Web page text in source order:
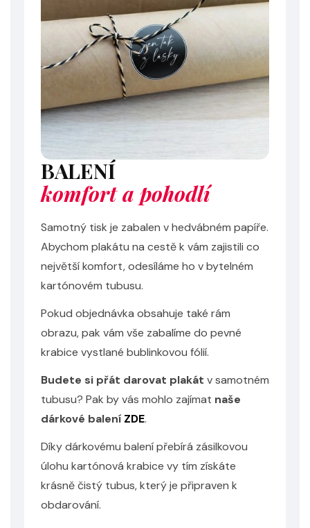
BALENÍ
komfort a pohodlí
Samotný tisk je zabalen v hedvábném papíře.
Abychom plakátu na cestě k vám zajistili co
největší komfort, odesíláme ho v bytelném
kartónovém tubusu.
Pokud objednávka obsahuje také rám
obrazu, pak vám vše zabalíme do pevné
krabice vystlané bublinkovou fólií.
Budete si přát darovat plakát v samotném
tubusu? Pak by vás mohlo zajímat naše
dárkové balení ZDE.
Díky dárkovému balení přebírá zásilkovou
úlohu kartónová krabice vy tím získáte
krásně čistý tubus, který je připraven k
obdarování.
Powered by chaterimo